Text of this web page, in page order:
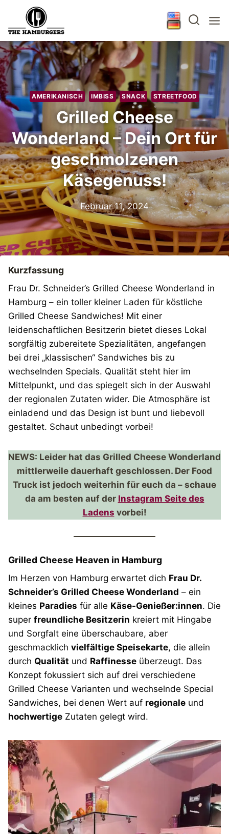
springen
AMERIKANISCH IMBISS SNACK STREETFOOD
Grilled Cheese
Wonderland – Dein Ort für
geschmolzenen
Käsegenuss!
Februar 11, 2024
Kurzfassung
Frau Dr. Schneider’s Grilled Cheese Wonderland in
Hamburg – ein toller kleiner Laden für köstliche
Grilled Cheese Sandwiches! Mit einer
leidenschaftlichen Besitzerin bietet dieses Lokal
sorgfältig zubereitete Spezialitäten, angefangen
bei drei „klassischen“ Sandwiches bis zu
wechselnden Specials. Qualität steht hier im
Mittelpunkt, und das spiegelt sich in der Auswahl
der regionalen Zutaten wider. Die Atmosphäre ist
einladend und das Design ist bunt und liebevoll
gestaltet. Schaut unbedingt vorbei!
NEWS: Leider hat das Grilled Cheese Wonderland
mittlerweile dauerhaft geschlossen. Der Food
Truck ist jedoch weiterhin für euch da – schaue
da am besten auf der Instagram Seite des
Ladens vorbei!
Grilled Cheese Heaven in Hamburg
Im Herzen von Hamburg erwartet dich Frau Dr.
Schneider’s Grilled Cheese Wonderland – ein
kleines Paradies für alle Käse-Genießer:innen. Die
super freundliche Besitzerin kreiert mit Hingabe
und Sorgfalt eine überschaubare, aber
geschmacklich vielfältige Speisekarte, die allein
durch Qualität und Raffinesse überzeugt. Das
Konzept fokussiert sich auf drei verschiedene
Grilled Cheese Varianten und wechselnde Special
Sandwiches, bei denen Wert auf regionale und
hochwertige Zutaten gelegt wird.